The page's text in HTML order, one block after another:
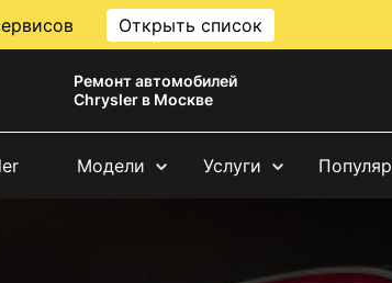
Открыть список
Ремонт автомобилей
Chrysler в Москве
Модели Услуги